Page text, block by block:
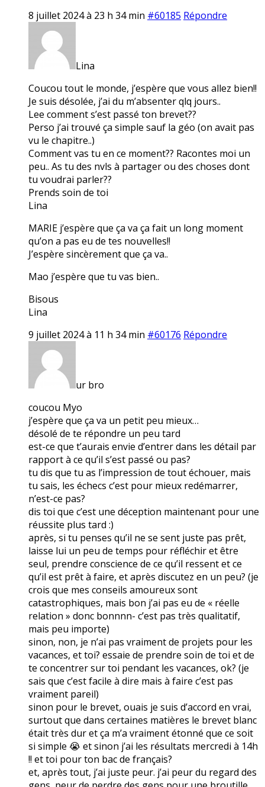
8 juillet 2024 à 23 h 34 min #60185 Répondre
Lina
Coucou tout le monde, j’espère que vous allez bien!!
Je suis désolée, j’ai du m’absenter qlq jours..
Lee comment s’est passé ton brevet??
Perso j’ai trouvé ça simple sauf la géo (on avait pas
vu le chapitre..)
Comment vas tu en ce moment?? Racontes moi un
peu.. As tu des nvls à partager ou des choses dont
tu voudrai parler??
Prends soin de toi
Lina
MARIE j’espère que ça va ça fait un long moment
qu’on a pas eu de tes nouvelles!!
J’espère sincèrement que ça va..
Mao j’espère que tu vas bien..
Bisous
Lina
9 juillet 2024 à 11 h 34 min #60176 Répondre
ur bro
coucou Myo
j’espère que ça va un petit peu mieux…
désolé de te répondre un peu tard
est-ce que t’aurais envie d’entrer dans les détail par
rapport à ce qu’il s’est passé ou pas?
tu dis que tu as l’impression de tout échouer, mais
tu sais, les échecs c’est pour mieux redémarrer,
n’est-ce pas?
dis toi que c’est une déception maintenant pour une
réussite plus tard :)
après, si tu penses qu’il ne se sent juste pas prêt,
laisse lui un peu de temps pour réfléchir et être
seul, prendre conscience de ce qu’il ressent et ce
qu’il est prêt à faire, et après discutez en un peu? (je
crois que mes conseils amoureux sont
catastrophiques, mais bon j’ai pas eu de « réelle
relation » donc bonnnn- c’est pas très qualitatif,
mais peu importe)
sinon, non, je n’ai pas vraiment de projets pour les
vacances, et toi? essaie de prendre soin de toi et de
te concentrer sur toi pendant les vacances, ok? (je
sais que c’est facile à dire mais à faire c’est pas
vraiment pareil)
sinon pour le brevet, ouais je suis d’accord en vrai,
surtout que dans certaines matières le brevet blanc
était très dur et ça m’a vraiment étonné que ce soit
si simple 😭 et sinon j’ai les résultats mercredi à 14h
!! et toi pour ton bac de français?
et, après tout, j’ai juste peur. j’ai peur du regard des